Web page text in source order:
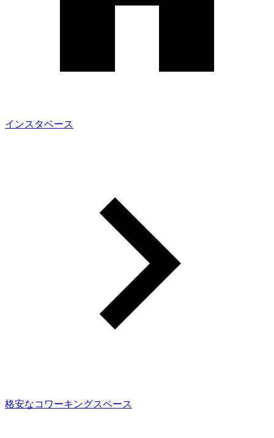
インスタベース
格安なコワーキングスペース